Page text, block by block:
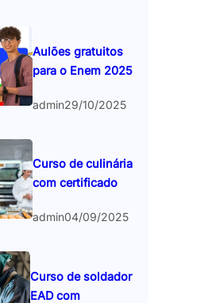
Aulões gratuitos
para o Enem 2025
admin29/10/2025
Curso de culinária
com certificado
admin04/09/2025
Curso de soldador
EAD com